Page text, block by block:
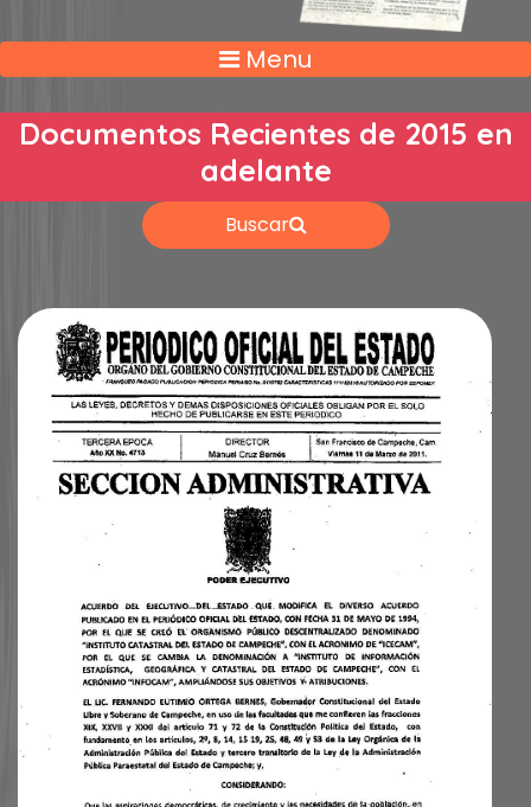
Menu
Documentos Recientes de 2015 en
adelante
Buscar